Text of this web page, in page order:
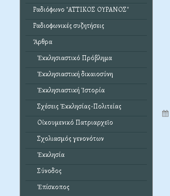
Ραδιόφωνο "ΑΤΤΙΚΟΣ ΟΥΡΑΝΟΣ"
Ραδιοφωνικές συζητήσεις
Ἄρθρα
Ἐκκλησιαστικό Πρόβλημα
Ἐκκλησιαστική δικαιοσύνη
Ἐκκλησιαστική Ἱστορία
Σχέσεις Ἐκκλησίας-Πολιτείας
Οἰκουμενικό Πατριαρχεῖο
Σχολιασμός γενονότων
Ἐκκλησία
Σύνοδος
Ἐπίσκοπος